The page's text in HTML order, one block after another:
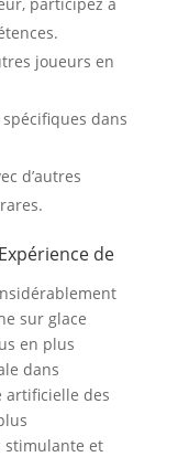
joueurs en
dans
d’autres
de
sur glace
en plus
dans
artificielle des
stimulante et